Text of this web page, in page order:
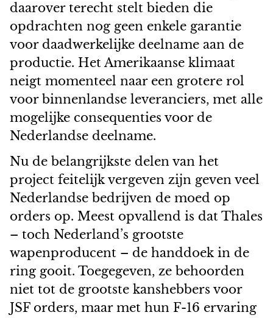
daarover terecht stelt bieden die
opdrachten nog geen enkele garantie
voor daadwerkelijke deelname aan de
productie. Het Amerikaanse klimaat
neigt momenteel naar een grotere rol
voor binnenlandse leveranciers, met alle
mogelijke consequenties voor de
Nederlandse deelname.
Nu de belangrijkste delen van het
project feitelijk vergeven zijn geven veel
Nederlandse bedrijven de moed op
orders op. Meest opvallend is dat Thales
– toch Nederland’s grootste
wapenproducent – de handdoek in de
ring gooit. Toegegeven, ze behoorden
niet tot de grootste kanshebbers voor
JSF orders, maar met hun F-16 ervaring